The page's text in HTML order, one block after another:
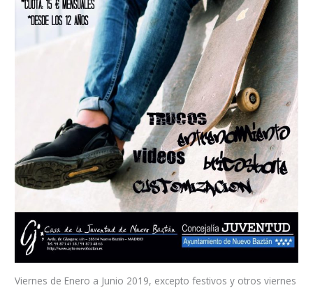
Viernes de Enero a Junio 2019, excepto festivos y otros viernes